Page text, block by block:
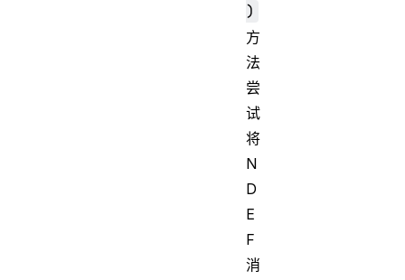
)
方
法
尝
试
将
N
D
E
F
消